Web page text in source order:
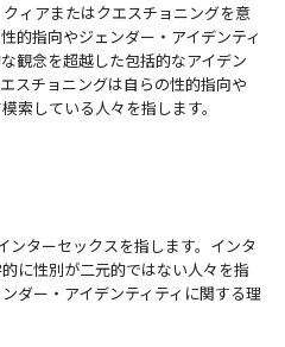
ィアまたはクエスチョニングを意
的指向やジェンダー・アイデンティ
観念を超越した包括的なアイデン
スチョニングは自らの性的指向や
索している人々を指します。
ンターセックスを指します。インタ
に性別が二元的ではない人々を指
ダー・アイデンティティに関する理